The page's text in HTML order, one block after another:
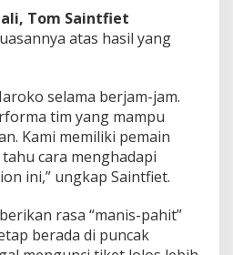
Tom Saintfiet
atas hasil yang
selama berjam-jam.
tim yang mampu
Kami memiliki pemain
cara menghadapi
ini,” ungkap Saintfiet.
rasa “manis-pahit”
berada di puncak